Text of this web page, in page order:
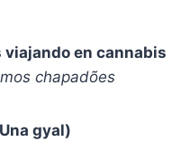
viajando en cannabis
chapadões
gyal)